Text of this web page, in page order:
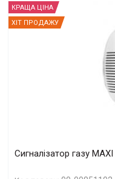
КРАЩА ЦІНА
ХІТ ПРОДАЖУ
Сигналізатор газу